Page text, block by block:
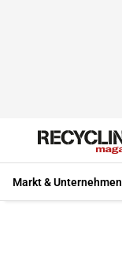
Markt & Unternehmen